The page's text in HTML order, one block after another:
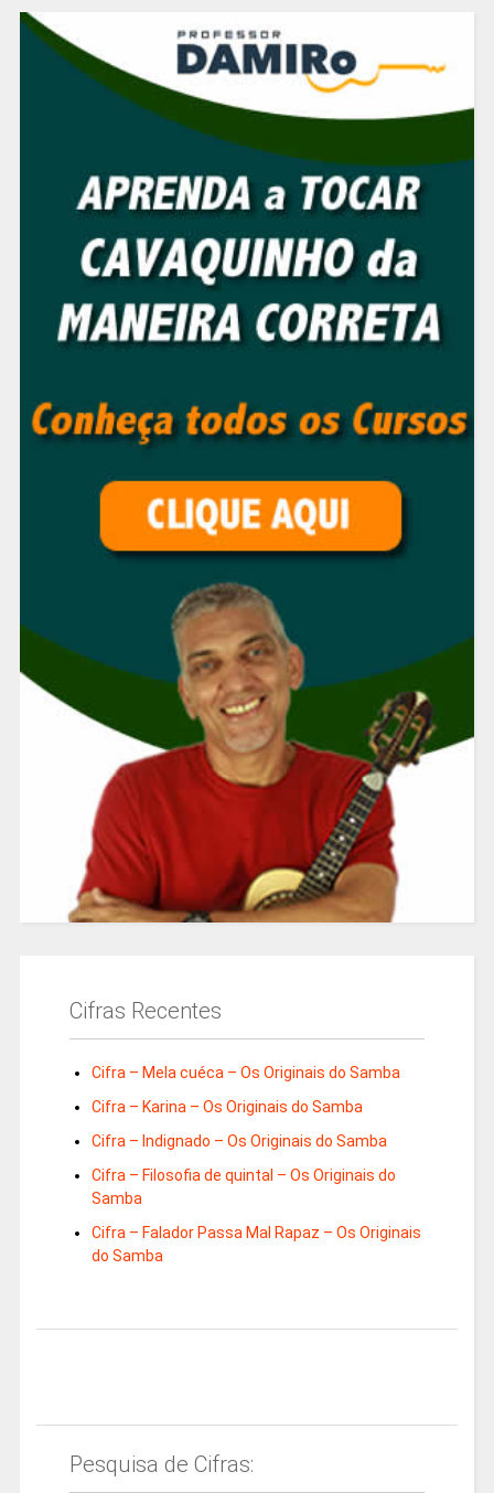
Cifras Recentes
Cifra – Mela cuéca – Os Originais do Samba
Cifra – Karina – Os Originais do Samba
Cifra – Indignado – Os Originais do Samba
Cifra – Filosofia de quintal – Os Originais do
Samba
Cifra – Falador Passa Mal Rapaz – Os Originais
do Samba
Pesquisa de Cifras: